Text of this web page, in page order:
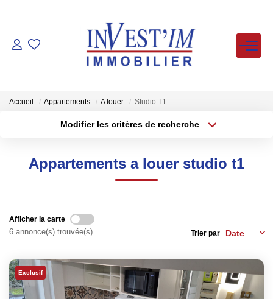
ACHETER
LOUER
ESTIMER
Les Agences
Actualités
Accueil Appartements A louer Studio T1
Modifier les critères de recherche
Sélectionnez...
Type de bien
Créer une alerte
Appartements a louer studio t1
Afficher la carte
6 annonce(s) trouvée(s) Trier par
Exclusif